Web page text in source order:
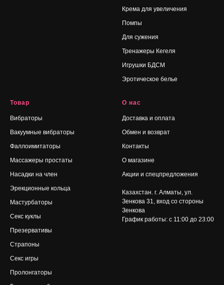
Крема для увеличения
Помпы
Для сужения
Тренажеры Кегеля
Игрушки БДСМ
Эротическое белье
Товар
Вибраторы
Вакуумные вибраторы
Фаллоимитаторы
Массажеры простаты
Насадки на член
Эрекционные кольца
Мастурбаторы
Секс куклы
Презервативы
Страпоны
Секс игры
Пролонгаторы
О нас
Доставка и оплата
Обмен и возврат
Контакты
О магазине
Акции и спецпредложения
Казахстан. г. Алматы, ул.
Зенкова 31, вход со стороны
Зенкова
График работы: с 11:00 до 23:00